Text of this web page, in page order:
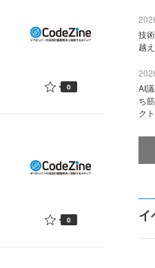
0
0
技
越
AI
ち
ク
イ